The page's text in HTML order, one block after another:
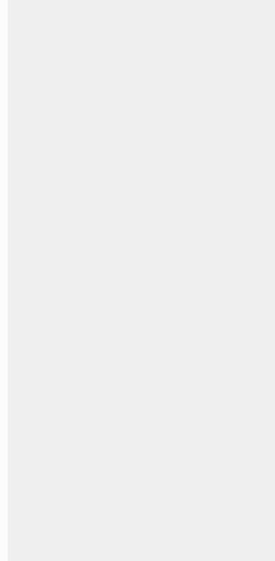
点时动态分配和释放。*/
的处理程序。也可以使用
名称标识，即可添加多个端点。*/